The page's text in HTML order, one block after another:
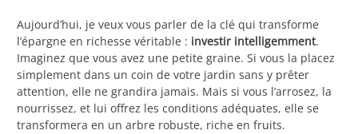
Aujourd’hui, je veux vous parler de la clé qui transforme
l’épargne en richesse véritable : investir intelligemment.
Imaginez que vous avez une petite graine. Si vous la placez
simplement dans un coin de votre jardin sans y prêter
attention, elle ne grandira jamais. Mais si vous l’arrosez, la
nourrissez, et lui offrez les conditions adéquates, elle se
transformera en un arbre robuste, riche en fruits.